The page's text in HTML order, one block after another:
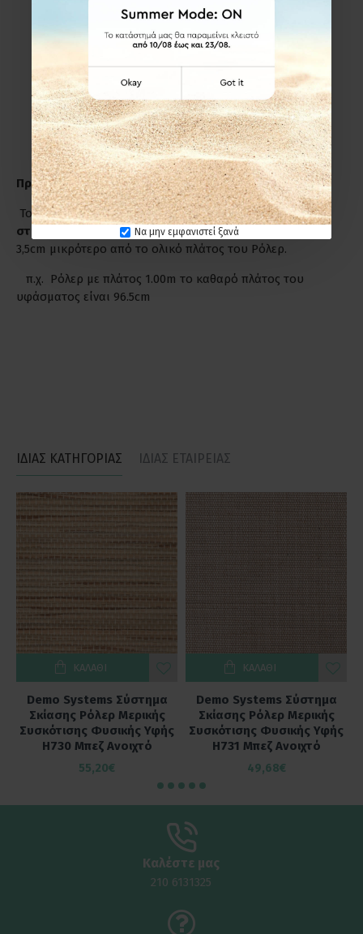
Να μην εμφανιστεί ξανά
πόρτας που για μέγιστο αισθητικό αποτέλεσμα
πλευρά και στο ύψος +15cm.
Εσωτερικά στο παράθυρο-πόρτα(εσοχή)
ΔΕΝ
προσθέτουμε επιπλέον πόντους ούτε στο πλάτος, ούτε
στο ύψος.
Προσοχή!
Το πλάτος του Ρόλερ είναι πάντα απόστήριγμα σε
στήριγμα
, όμως το πλάτος του υφάσματος είναι κατά
3,5cm μικρότερο από το ολικό πλάτος του Ρόλερ.
π.χ. Ρόλερ με πλάτος 1.00m το καθαρό πλάτος του
υφάσματος είναι 96.5cm
ΙΔΙΑΣ ΚΑΤΗΓΟΡΙΑΣ ΙΔΙΑΣ ΕΤΑΙΡΕΙΑΣ
Demo Systems Σύστημα
Σκίασης Ρόλερ Μερικής
Συσκότισης Φυσικής Υφής
H730 Μπεζ Ανοιχτό
55,20€
ΚΑΛΆΘΙ
Demo Systems Σύστημα
Σκίασης Ρόλερ Μερικής
Συσκότισης Φυσικής Υφής
H731 Μπεζ Ανοιχτό
49,68€
ΚΑΛΆΘΙ
Καλέστε μας
210 6131325